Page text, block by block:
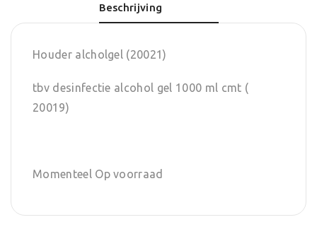
Beschrijving
Houder alcholgel (20021)
tbv desinfectie alcohol gel 1000 ml cmt (
20019)
Momenteel Op voorraad